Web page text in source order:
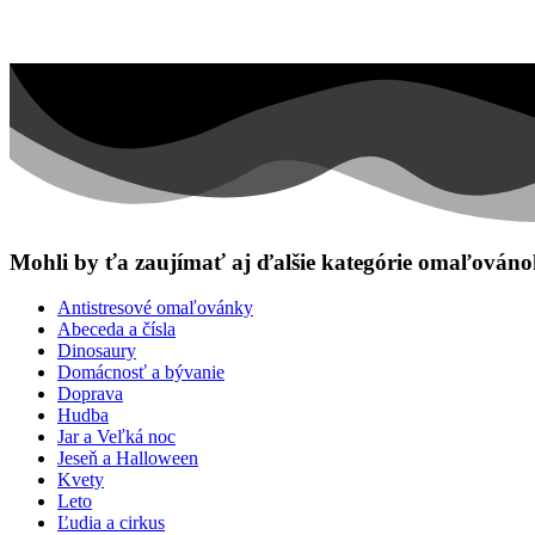
Mohli by ťa zaujímať aj ďalšie kategórie
Antistresové omaľovánky
Abeceda a čísla
Dinosaury
Domácnosť a bývanie
Doprava
Hudba
Jar a Veľká noc
Jeseň a Halloween
Kvety
Leto
Ľudia a cirkus